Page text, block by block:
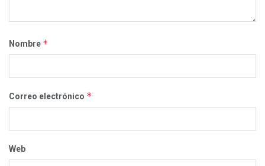
Nombre *
Correo electrónico *
Web